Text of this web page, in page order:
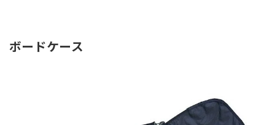
ボードケース